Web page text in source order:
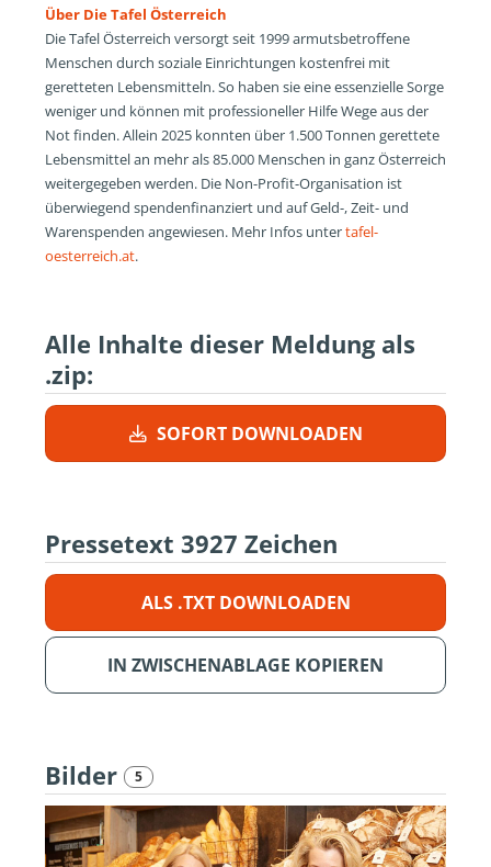
Über Die Tafel Österreich
Die Tafel Österreich versorgt seit 1999 armutsbetroffene
Menschen durch soziale Einrichtungen kostenfrei mit
geretteten Lebensmitteln. So haben sie eine essenzielle Sorge
weniger und können mit professioneller Hilfe Wege aus der
Not finden. Allein 2025 konnten über 1.500 Tonnen gerettete
Lebensmittel an mehr als 85.000 Menschen in ganz Österreich
weitergegeben werden. Die Non-Profit-Organisation ist
überwiegend spendenfinanziert und auf Geld-, Zeit- und
Warenspenden angewiesen. Mehr Infos untertafel-
oesterreich.at.
Alle Inhalte dieser Meldung als
.zip:
SOFORT DOWNLOADEN
Pressetext 3927 Zeichen
ALS .TXT DOWNLOADEN
IN ZWISCHENABLAGE KOPIEREN
Bilder 5